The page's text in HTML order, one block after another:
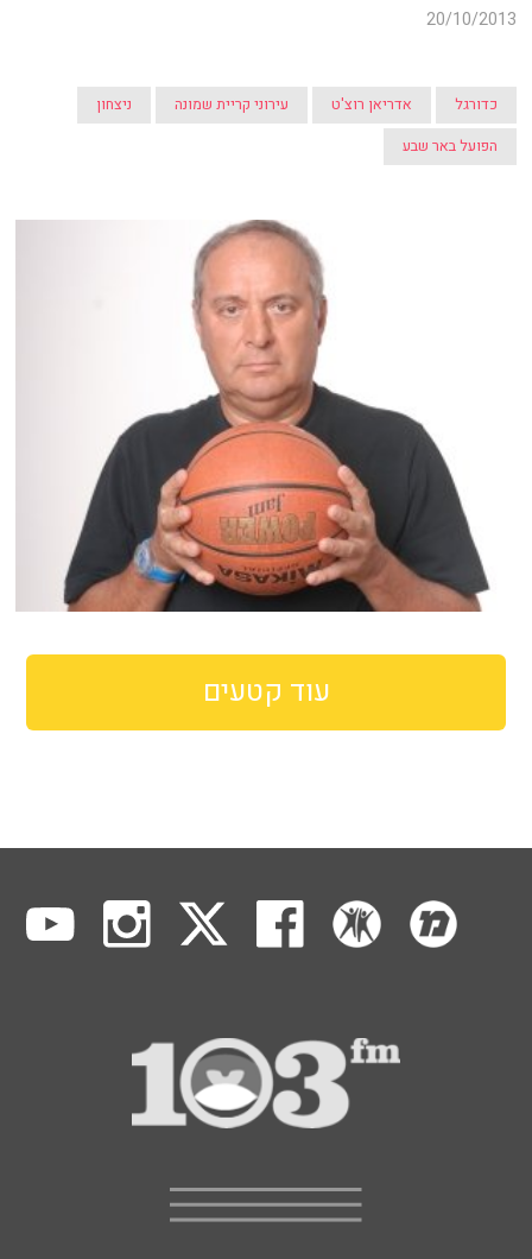
20/10/2013
כדורגל אדריאן רוצ'ט עירוני קריית שמונה
ניצחון
הפועל באר שבע
עוד קטעים